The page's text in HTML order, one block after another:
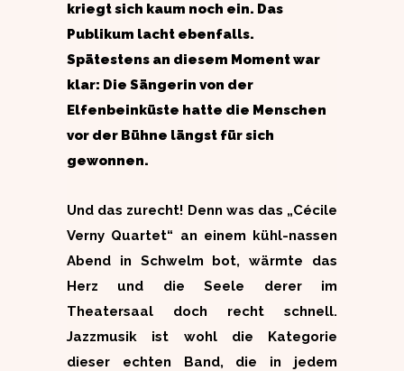
kriegt sich kaum noch ein. Das
Publikum lacht ebenfalls.
Spätestens an diesem Moment war
klar: Die Sängerin von der
Elfenbeinküste hatte die Menschen
vor der Bühne längst für sich
gewonnen.
Und das zurecht! Denn was das „Cécile
Verny Quartet“ an einem kühl-nassen
Abend in Schwelm bot, wärmte das
Herz und die Seele derer im
Theatersaal doch recht schnell.
Jazzmusik ist wohl die Kategorie
dieser echten Band, die in jedem